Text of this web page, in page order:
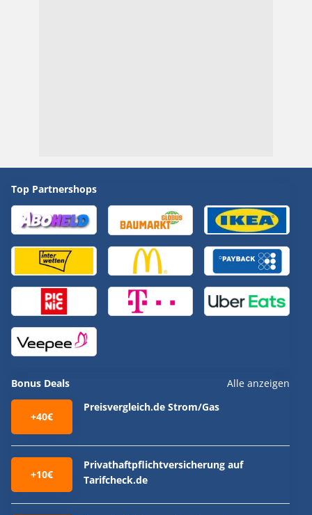
Top Partnershops
Bonus Deals Alle anzeigen
+40€
Preisvergleich.de Strom/Gas
+10€
Privathaftpflichtversicherung auf
Tarifcheck.de